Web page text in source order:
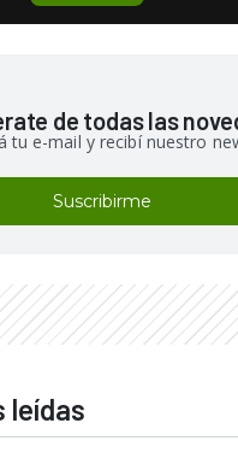
de todas las
tu e-mail y recibí nuestro
Suscribirme
leídas